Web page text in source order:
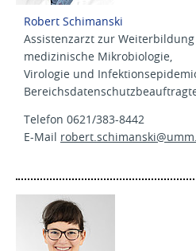
Robert Schimanski
Assistenzarzt zur
medizinische Mikrobiologie,
Virologie und
Telefon 0621/383-8442
E-Mail robert.schimanski@